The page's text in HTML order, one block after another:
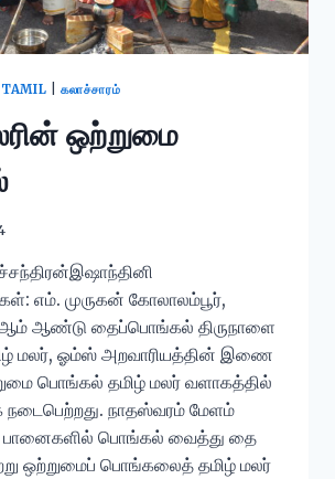
TAMIL கலாச்சாரம்
ஒற்றுமை
எம். முருகன் கோலாலம்பூர்,
ஆண்டு தைப்பொங்கல் திருநாளை
மலர், ஓம்ஸ் அறவாரியத்தின் இணை
பொங்கல் தமிழ் மலர் வளாகத்தில்
நடைபெற்றது. நாதஸ்வரம் மேளம்
பானைகளில் பொங்கல் வைத்து தை
ஒற்றுமைப் பொங்கலைத் தமிழ் மலர்